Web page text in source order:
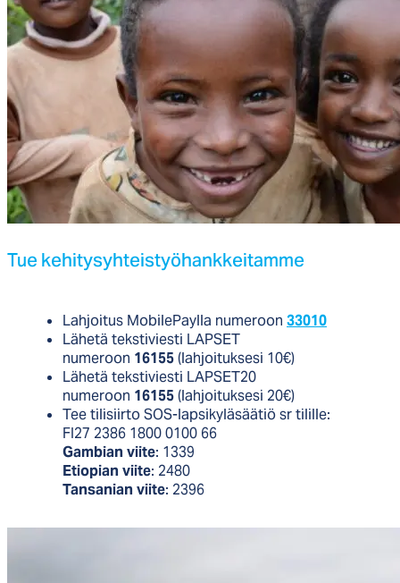
Tue ke­hi­ty­syh­teis­työ­hank­kei­tam­me
Lahjoitus MobilePaylla numeroon 33010
Lähetä tekstiviesti LAPSET
numeroon 16155(lahjoituksesi 10€)
Lähetä tekstiviesti LAPSET20
numeroon 16155(lahjoituksesi 20€)
Tee tilisiirto SOS-lapsikyläsäätiö sr tilille:
FI27 2386 1800 0100 66
Gambian viite: 1339
Etiopian viite: 2480
Tansanian viite: 2396